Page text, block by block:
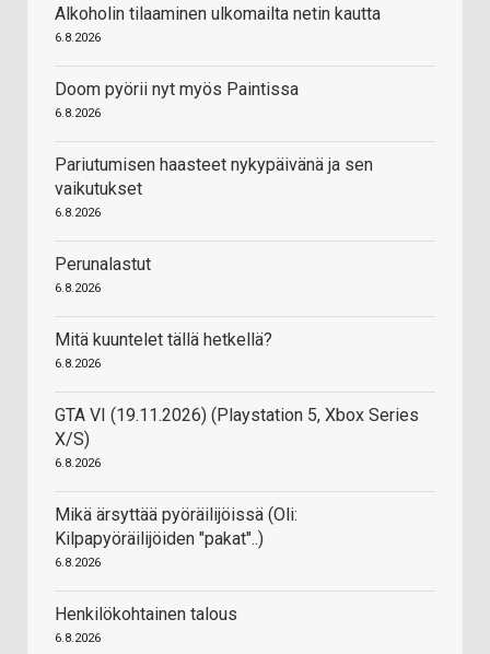
Alkoholin tilaaminen ulkomailta netin kautta
6.8.2026
Doom pyörii nyt myös Paintissa
6.8.2026
Pariutumisen haasteet nykypäivänä ja sen
vaikutukset
6.8.2026
Perunalastut
6.8.2026
Mitä kuuntelet tällä hetkellä?
6.8.2026
GTA VI (19.11.2026) (Playstation 5, Xbox Series
X/S)
6.8.2026
Mikä ärsyttää pyöräilijöissä (Oli:
Kilpapyöräilijöiden "pakat"..)
6.8.2026
Henkilökohtainen talous
6.8.2026